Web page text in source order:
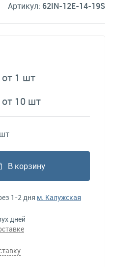
Артикул: 62IN-12E-14-19S
от 1 шт
от 10 шт
шт
В корзину
1-2 дня м. Калужская
дней